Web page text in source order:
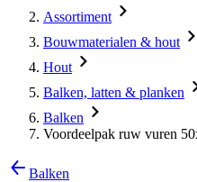
Assortiment
Bouwmaterialen & hout
Hout
Balken, latten & planken
Balken
Voordeelpak ruw vuren
Balken